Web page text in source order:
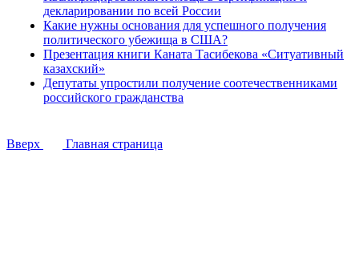
декларировании по всей России
Какие нужны основания для успешного получения
политического убежища в США?
Презентация книги Каната Тасибекова «Ситуативный
казахский»
Депутаты упростили получение соотечественниками
российского гражданства
Вверх Главная страница